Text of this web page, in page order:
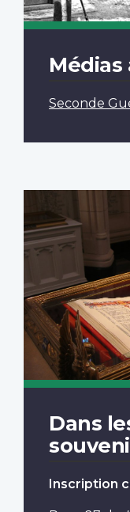
Médias
Seconde
Dans
Inscription